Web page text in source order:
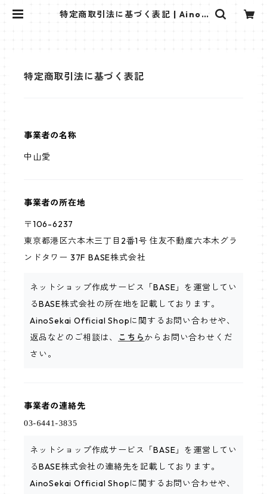
特定商取引法に基づく表記 | AinoS
特定商取引法に基づく表記
事業者の名称
中山愛
事業者の所在地
〒106-6237
東京都港区六本木三丁目2番1号 住友不動産六本木グラ
ンドタワー 37F BASE株式会社
ネットショップ作成サービス「BASE」を運営してい
るBASE株式会社の所在地を記載しております。
AinoSekai Official Shopに関するお問い合わせや、
返品などのご相談は、
こちらからお問い合わせくだ
さい。
事業者の連絡先
ネットショップ作成サービス「BASE」を運営してい
るBASE株式会社の連絡先を記載しております。
AinoSekai Official Shopに関するお問い合わせや、